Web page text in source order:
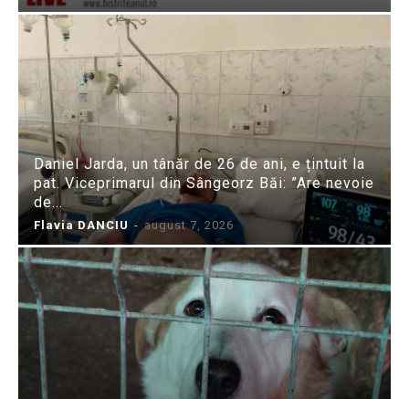
Daniel Jarda, un tânăr de 26 de ani, e țintuit la
pat. Viceprimarul din Sângeorz Băi: ”Are nevoie
de...
Flavia DANCIU - august 7, 2026